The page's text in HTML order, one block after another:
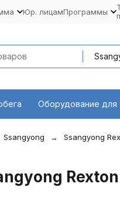
Юр. лицамПрограммы
Оборудование для
Ssangyong
Ssangyong